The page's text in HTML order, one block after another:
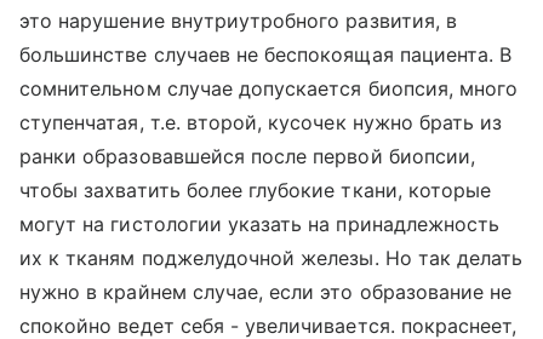
это нарушение внутриутробного развития, в
большинстве случаев не беспокоящая пациента. В
сомнительном случае допускается биопсия, много
ступенчатая, т.е. второй, кусочек нужно брать из
ранки образовавшейся после первой биопсии,
чтобы захватить более глубокие ткани, которые
могут на гистологии указать на принадлежность
их к тканям поджелудочной железы. Но так делать
нужно в крайнем случае, если это образование не
спокойно ведет себя - увеличивается. покраснеет,